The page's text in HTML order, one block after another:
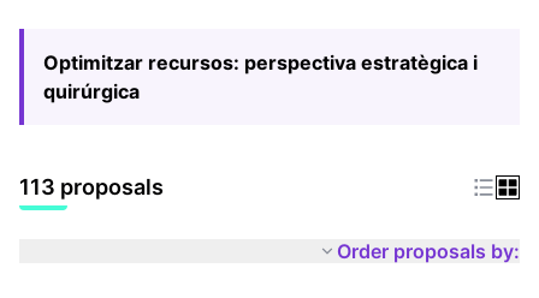
Optimitzar recursos: perspectiva estratègica i
quirúrgica
113 proposals
Order proposals by: